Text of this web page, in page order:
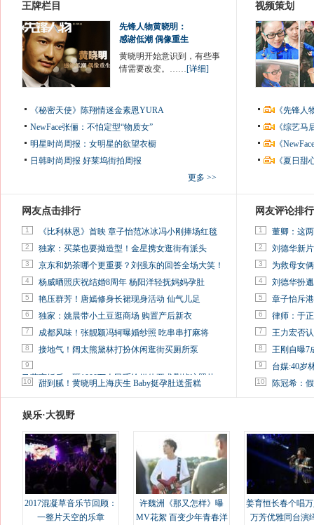
王牌栏目
先锋人物黄晓明：
感谢低潮 偶像重生
黄晓明开始意识到，有些事
情需要改变。……[详细]
《秘密天使》陈翔情迷金素恩YURA
NewFace张俪：不怕定型“物质女”
明星时尚周报：女明星的欲望衣橱
日韩时尚周报 好莱坞街拍周报
更多 >>
视频策划
《先锋
《综艺
《
《夏日
网友点击排行
1 《比利林恩》首映 章子怡范冰冰冯小刚捧场红毯
2 独家：买菜也要拗造型！金星携女逛街有派头
3 京东和奶茶哪个更重要？刘强东的回答全场大笑！
4 杨威晒照庆祝结婚8周年 杨阳洋轻抚妈妈孕肚
5 艳压群芳！唐嫣修身长裙现身活动 仙气儿足
6 独家：姚晨带小土豆逛商场 购置产后新衣
7 成都风味！张靓颖冯轲曝婚纱照 吃串串打麻将
8 接地气！阔太熊黛林打扮休闲逛街买厕所泵
9
马蓉离婚后，砸1000万人民币给媒体要求删掉这照片
10 甜到腻！黄晓明上海庆生 Baby挺孕肚送蛋糕
网友评论排行
1 董卿：这
2 刘德华新
3 为救母女
4 刘德华扮
5 章子怡斥
6 律师：于
7 王力宏否
8 王刚自曝7
9 台媒:40岁
10 陈冠希：
娱乐·大视野
2017混凝草音乐节回顾：
一整片天空的乐章
许魏洲《那又怎样》曝
MV花絮 百变少年青春洋
姜育恒长春个唱
万芳优雅同台演